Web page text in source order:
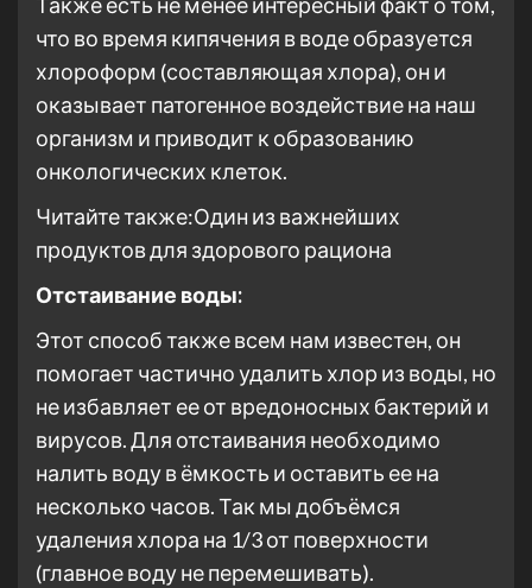
что во время кипячения в воде образуется
хлороформ (составляющая хлора), он и
оказывает патогенное воздействие на наш
организм и приводит к образованию
онкологических клеток.
Читайте также:Один из важнейших
продуктов для здорового рациона
Отстаивание воды:
Этот способ также всем нам известен, он
помогает частично удалить хлор из воды, но
не избавляет ее от вредоносных бактерий и
вирусов. Для отстаивания необходимо
налить воду в ёмкость и оставить ее на
несколько часов. Так мы добъёмся
удаления хлора на 1/3 от поверхности
(главное воду не перемешивать).